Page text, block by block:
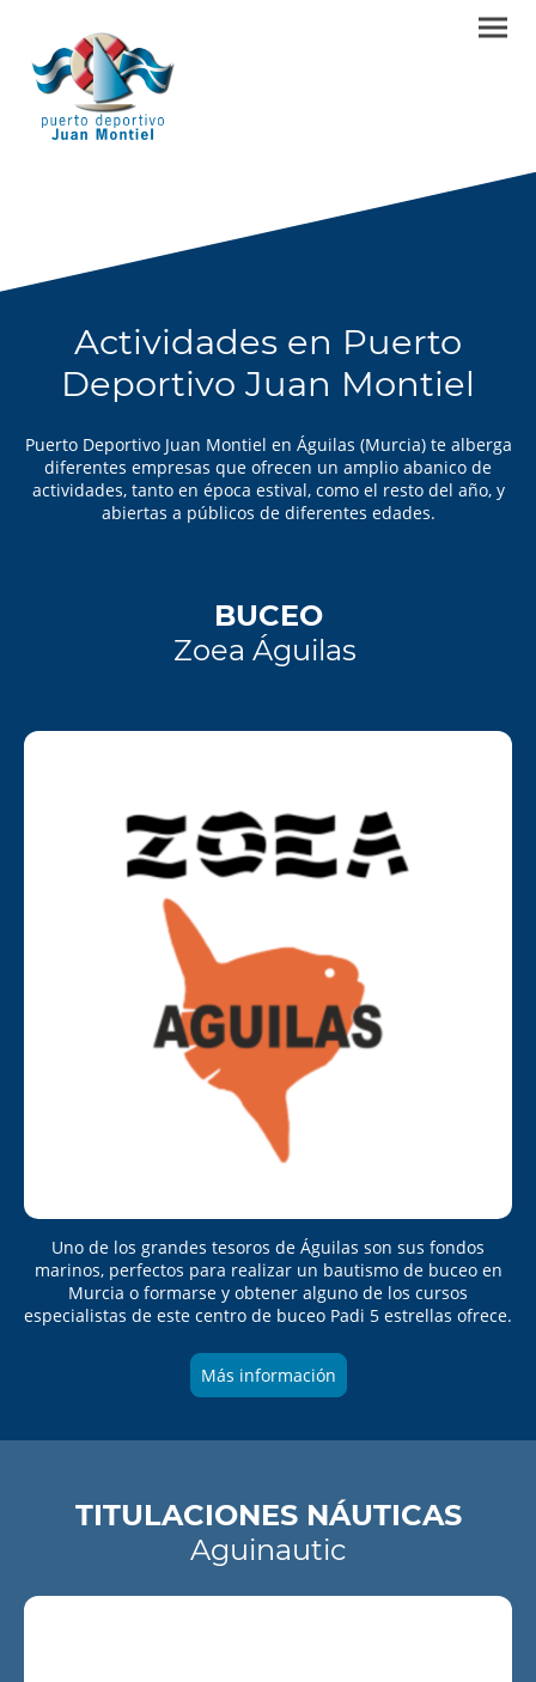
Actividades en Puerto
Deportivo Juan Montiel
Puerto Deportivo Juan Montiel en Águilas (Murcia) te alberga
diferentes empresas que ofrecen un amplio abanico de
actividades, tanto en época estival, como el resto del año, y
abiertas a públicos de diferentes edades.
BUCEO
Zoea Águilas
Uno de los grandes tesoros de Águilas son sus fondos
marinos, perfectos para realizar un bautismo de buceo en
Murcia o formarse y obtener alguno de los cursos
especialistas de este centro de buceo Padi 5 estrellas ofrece.
Más información
TITULACIONES NÁUTICAS
Aguinautic